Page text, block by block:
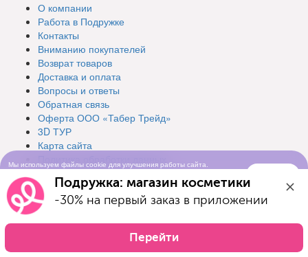
О компании
Работа в Подружке
Контакты
Вниманию покупателей
Возврат товаров
Доставка и оплата
Вопросы и ответы
Обратная связь
Оферта ООО «Табер Трейд»
3D ТУР
Карта сайта
Политика обработки данных
Рекомендательные технологии
© Подружка, 2026
Мы используем файлы cookie для улучшения работы сайта.
использования cookie-файловПодружка: магазин косметики
-30% на первый заказ в приложении
Перейти